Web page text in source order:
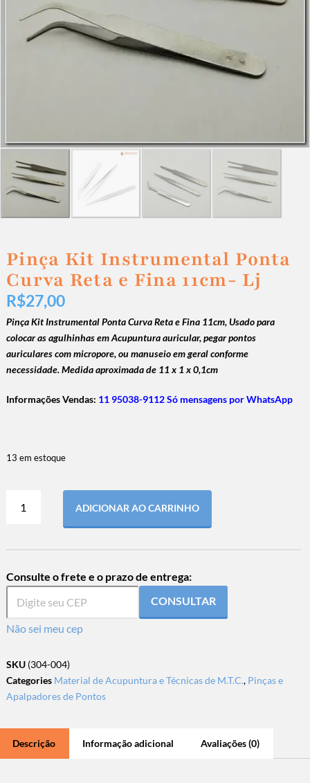
Pinça Kit Instrumental Ponta
Curva Reta e Fina 11cm- Lj
R$27,00
Pinça Kit Instrumental Ponta Curva Reta e Fina 11cm, Usado para
colocar as agulhinhas em Acupuntura auricular, pegar pontos
auriculares com micropore, ou manuseio em geral conforme
necessidade. Medida aproximada de 11 x 1 x 0,1cm
Informações Vendas: 11 95038-9112 Só mensagens por WhatsApp
13 em estoque
ADICIONAR AO CARRINHO
Consulte o frete e o prazo de entrega:
CONSULTAR
Não sei meu cep
SKU (304-004)
Categories Material de Acupuntura e Técnicas de M.T.C., Pinças e
Apalpadores de Pontos
Descrição Informação adicional Avaliações (0)